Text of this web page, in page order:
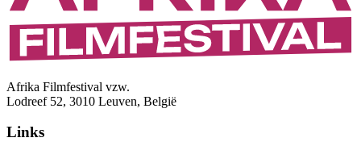
Afrika Filmfestival vzw.
Lodreef 52, 3010 Leuven, België
Links